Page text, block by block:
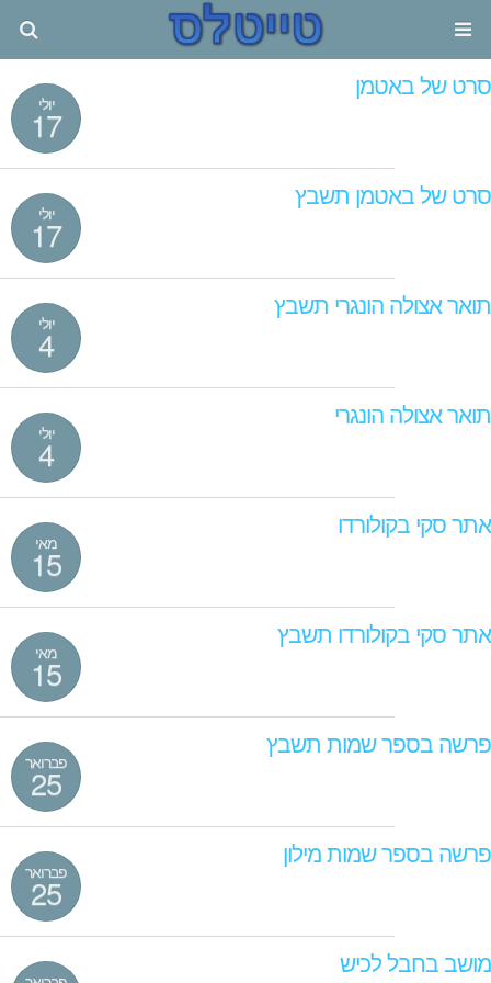
יולי
17
סרט של באטמן
יולי
17
סרט של באטמן תשבץ
יולי
4
תואר אצולה הונגרי תשבץ
יולי
4
תואר אצולה הונגרי
מאי
15
אתר סקי בקולורדו
מאי
15
אתר סקי בקולורדו תשבץ
פברואר
25
פרשה בספר שמות תשבץ
פברואר
25
פרשה בספר שמות מילון
מושב בחבל לכיש